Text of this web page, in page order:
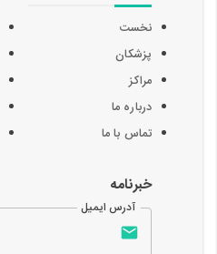
نخست
پزشکان
مراکز
درباره ما
تماس با ما
خبرنامه
آدرس ایمیل